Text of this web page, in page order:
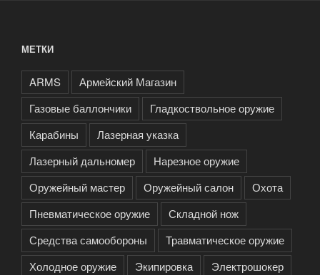
МЕТКИ
ARMS
Армейский Магазин
Газовые баллончики
Гладкоствольное оружие
Карабины
Лазерная указка
Лазерный дальномер
Нарезное оружие
Оружейный мастер
Оружейный салон
Охота
Пневматическое оружие
Складной нож
Средства самообороны
Травматическое оружие
Холодное оружие
Экипировка Электрошокер